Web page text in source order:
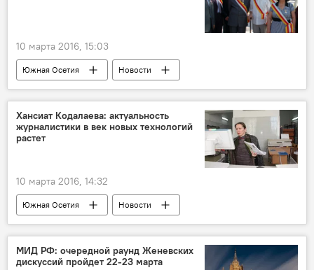
10 марта 2016, 15:03
Южная Осетия Новости
Хансиат Кодалаева: актуальность
журналистики в век новых технологий
растет
10 марта 2016, 14:32
Южная Осетия Новости
МИД РФ: очередной раунд Женевских
дискуссий пройдет 22-23 марта